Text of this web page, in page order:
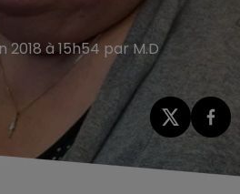
2018 à 15h54 par M.D